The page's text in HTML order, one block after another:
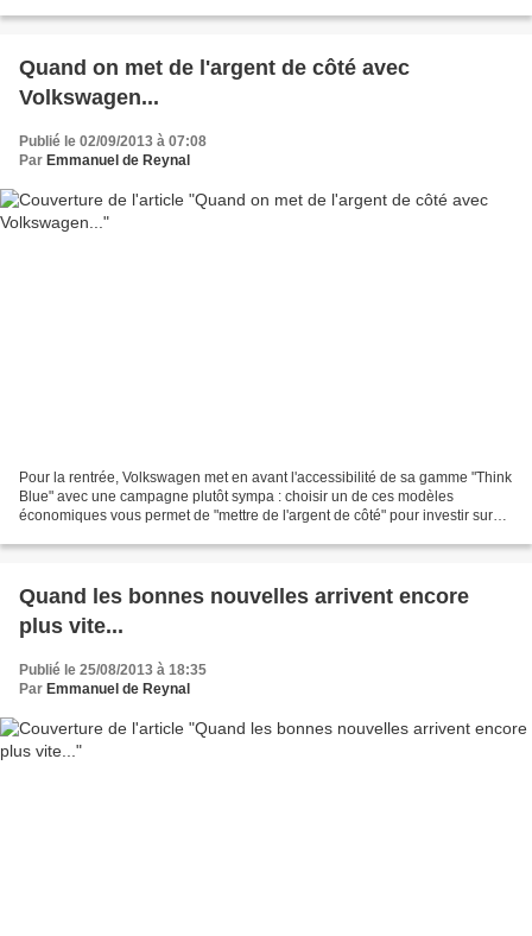
Quand on met de l'argent de côté avec
Volkswagen...
Publié le 02/09/2013 à 07:08
Par Emmanuel de Reynal
Pour la rentrée, Volkswagen met en avant l'accessibilité de sa gamme "Think
Blue" avec une campagne plutôt sympa : choisir un de ces modèles
économiques vous permet de "mettre de l'argent de côté" pour investir sur
Quand les bonnes nouvelles arrivent encore
plus vite...
Publié le 25/08/2013 à 18:35
Par Emmanuel de Reynal